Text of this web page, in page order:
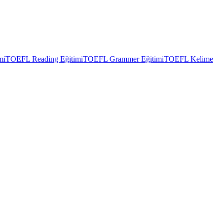
TOEFL Reading EğitimiTOEFL Grammer EğitimiTOEFL Kelime